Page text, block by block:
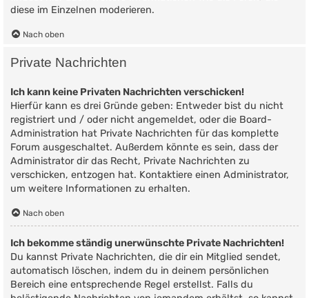
diese im Einzelnen moderieren.
Nach oben
Private Nachrichten
Ich kann keine Privaten Nachrichten verschicken!
Hierfür kann es drei Gründe geben: Entweder bist du nicht
registriert und / oder nicht angemeldet, oder die Board-
Administration hat Private Nachrichten für das komplette
Forum ausgeschaltet. Außerdem könnte es sein, dass der
Administrator dir das Recht, Private Nachrichten zu
verschicken, entzogen hat. Kontaktiere einen Administrator,
um weitere Informationen zu erhalten.
Nach oben
Ich bekomme ständig unerwünschte Private Nachrichten!
Du kannst Private Nachrichten, die dir ein Mitglied sendet,
automatisch löschen, indem du in deinem persönlichen
Bereich eine entsprechende Regel erstellst. Falls du